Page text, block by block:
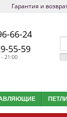
Гарантия и
66-24
55-59
21:00
ПЕТЛИ